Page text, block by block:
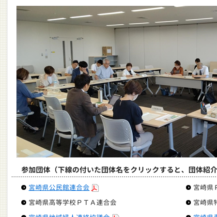
参加団体（下線の付いた団体名をクリックすると、団体紹
宮崎県公民館連合会
宮崎県高等学校ＰＴＡ連合会
宮崎県
宮崎県